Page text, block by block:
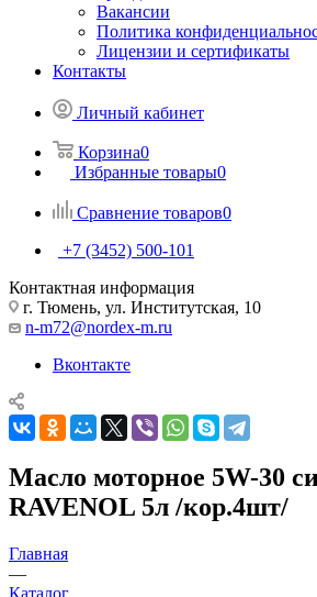
Вакансии
Политика
Лицензии и сертификаты
Контакты
Личный кабинет
Корзина0
Избранные товары0
Сравнение товаров0
+7 (3452) 500-101
Контактная информация
г. Тюмень, ул. Институтская, 10
n-m72@nordex-m.ru
Вконтакте
Масло моторное 5W-30
RAVENOL 5л /кор.4шт/
Главная
—
Каталог